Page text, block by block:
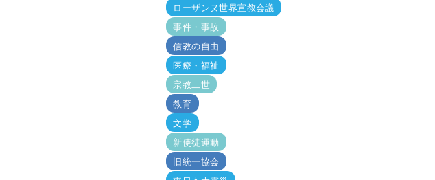
ローザンヌ世界宣教会議
事件・事故
信教の自由
医療・福祉
宗教二世
教育
文学
新使徒運動
旧統一協会